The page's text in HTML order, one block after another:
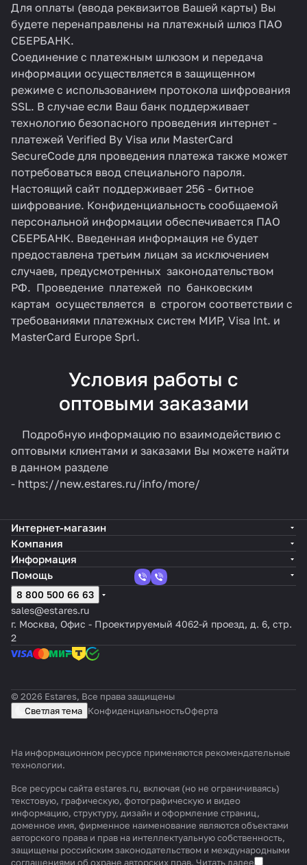
Для оплаты (ввода реквизитов Вашей карты) Вы
будете перенаправлены на платежный шлюз ПАО
СБЕРБАНК.
Соединение с платежным шлюзом и передача
информации осуществляется в защищенном
режиме с использованием протокола шифрования
SSL. В случае если Ваш банк поддерживает
технологию безопасного проведения интернет -
платежей Verified By Visa или MasterCard
SecureCode для проведения платежа также может
потребоваться ввод специального пароля.
Настоящий сайт поддерживает 256 - битное
шифрование. Конфиденциальность сообщаемой
персональной информации обеспечивается ПАО
СБЕРБАНК. Введенная информация не будет
предоставлена третьим лицам за исключением
случаев, предусмотренных законодательством
РФ. Проведение платежей по банковским
картам осуществляется в строгом соответствии с
требованиями платежных систем МИР, Visa Int. и
MasterCard Europe Sprl.
Условия работы с
оптовыми заказами
Подробную информацию по взаимодействию с
оптовыми клиентами и заказами Вы можете найти
в данном разделе
- https://new.estares.ru/info/more/
Интернет-магазин
Компания
Информация
Помощь
8 800 500 66 63
sales@estares.ru
г. Москва, Офис - Проектируемый 4062-й проезд, д. 6, стр.
2
© 2026 Estares, Все права защищены
Светлая тема КонфиденциальностьОферта
На информационном ресурсе применяются рекомендательные
технологии.
Все ресурсы сайта estares.ru, включая (но не ограничиваясь)
текстовую, графическую, фотографическую и видео
информацию, структуру, дизайн и оформление страниц,
доменное имя, фирменное наименование являются объектами
авторского права и прав на интеллектуальную собственность,
защищены российским законодательством и международными
соглашениями об охране авторских прав. Читать далее